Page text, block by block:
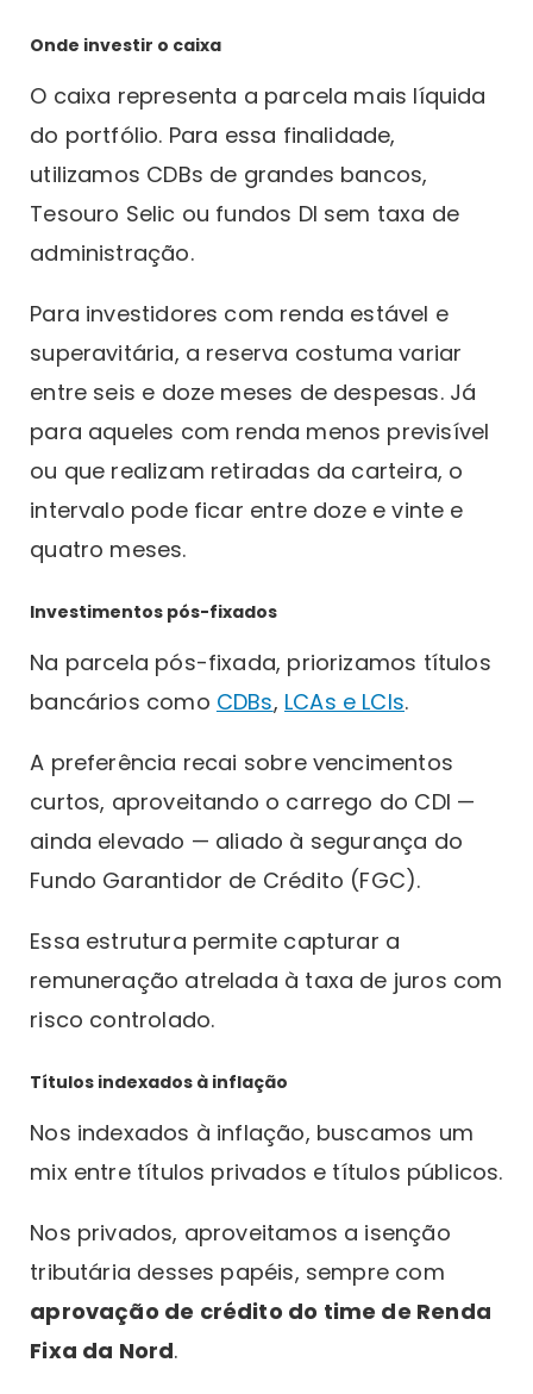
Onde investir o caixa
O caixa representa a parcela mais líquida
do portfólio. Para essa finalidade,
utilizamos CDBs de grandes bancos,
Tesouro Selic ou fundos DI sem taxa de
administração.
Para investidores com renda estável e
superavitária, a reserva costuma variar
entre seis e doze meses de despesas. Já
para aqueles com renda menos previsível
ou que realizam retiradas da carteira, o
intervalo pode ficar entre doze e vinte e
quatro meses.
Investimentos pós-fixados
Na parcela pós-fixada, priorizamos títulos
bancários como CDBs, LCAs e LCIs.
A preferência recai sobre vencimentos
curtos, aproveitando o carrego do CDI —
ainda elevado — aliado à segurança do
Fundo Garantidor de Crédito (FGC).
Essa estrutura permite capturar a
remuneração atrelada à taxa de juros com
risco controlado.
Títulos indexados à inflação
Nos indexados à inflação, buscamos um
mix entre títulos privados e títulos públicos.
Nos privados, aproveitamos a isenção
tributária desses papéis, sempre com
aprovação de crédito do time de Renda
Fixa da Nord.